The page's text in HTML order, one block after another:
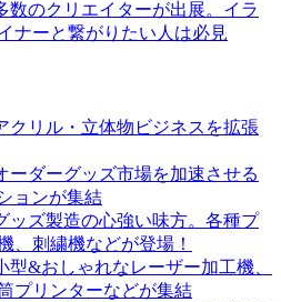
数のクリエイターが出展。イラ
ナーと繋がりたい人は必見
クリル・立体物ビジネスを拡張
ーダーグッズ市場を加速させる
ョンが集結
ッズ製造の心強い味方。各種プ
、刺繍機などが登場！
型&おしゃれなレーザー加工機、
プリンターなどが集結